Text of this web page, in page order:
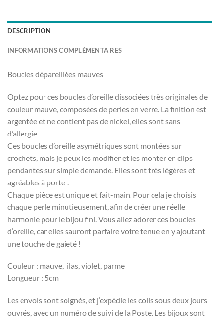
DESCRIPTION
INFORMATIONS COMPLÉMENTAIRES
Boucles dépareillées mauves
Optez pour ces boucles d’oreille dissociées très originales de
couleur mauve, composées de perles en verre. La finition est
argentée et ne contient pas de nickel, elles sont sans
d’allergie.
Ces boucles d’oreille asymétriques sont montées sur
crochets, mais je peux les modifier et les monter en clips
pendantes sur simple demande. Elles sont très légères et
agréables à porter.
Chaque pièce est unique et fait-main. Pour cela je choisis
chaque perle minutieusement, afin de créer une réelle
harmonie pour le bijou fini. Vous allez adorer ces boucles
d’oreille, car elles sauront parfaire votre tenue en y ajoutant
une touche de gaieté !
Couleur : mauve, lilas, violet, parme
Longueur : 5cm
Les envois sont soignés, et j’expédie les colis sous deux jours
ouvrés, avec un numéro de suivi de la Poste. Les bijoux sont